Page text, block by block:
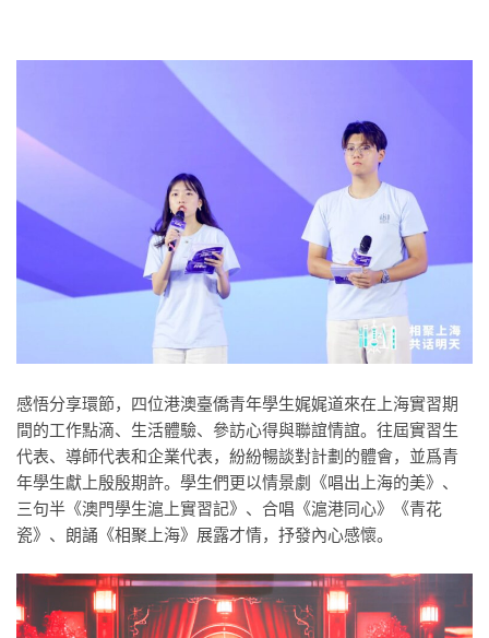
感悟分享環節，四位港澳臺僑青年學生娓娓道來在上海實習期
間的工作點滴、生活體驗、參訪心得與聯誼情誼。往屆實習生
代表、導師代表和企業代表，紛紛暢談對計劃的體會，並爲青
年學生獻上殷殷期許。學生們更以情景劇《唱出上海的美》、
三句半《澳門學生滬上實習記》、合唱《滬港同心》
《青花
瓷》 、朗誦《相聚上海》展露才情，抒發內心感懷。